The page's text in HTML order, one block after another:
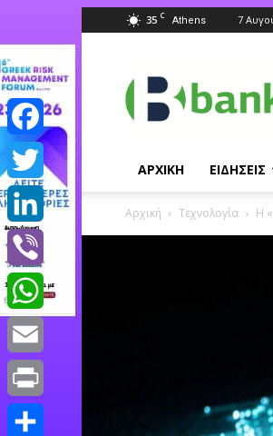
35 C Athens 7
ΑΡΧΙΚΗ ΕΙΔΗΣΕΙΣ
Αρχική Τεχνολογία H
Facebook
Twitter
LinkedIn
Viber
WhatsApp
Email
Print